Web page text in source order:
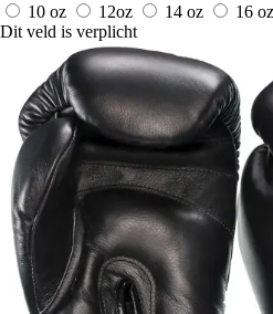
10 oz 12oz 14 oz 16 oz
Dit veld is verplicht